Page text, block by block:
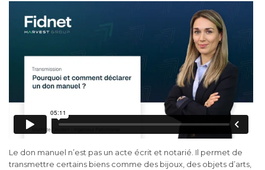
Le don manuel n’est pas un acte écrit et notarié. Il permet de
transmettre certains biens comme des bijoux, des objets d’arts,